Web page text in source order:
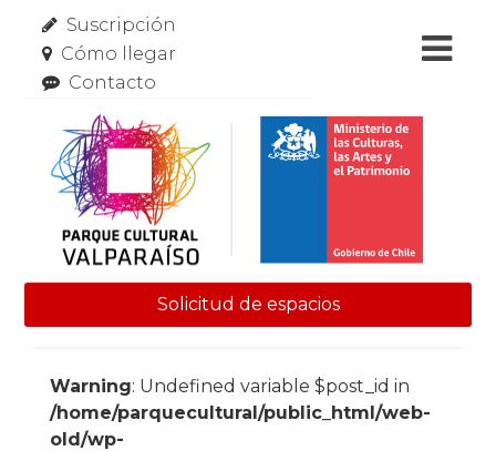
Suscripción
Cómo llegar
Contacto
Solicitud de espacios
Warning: Undefined variable $post_id in
/home/parquecultural/public_html/web-
old/wp-